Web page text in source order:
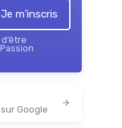
m'inscris
Google